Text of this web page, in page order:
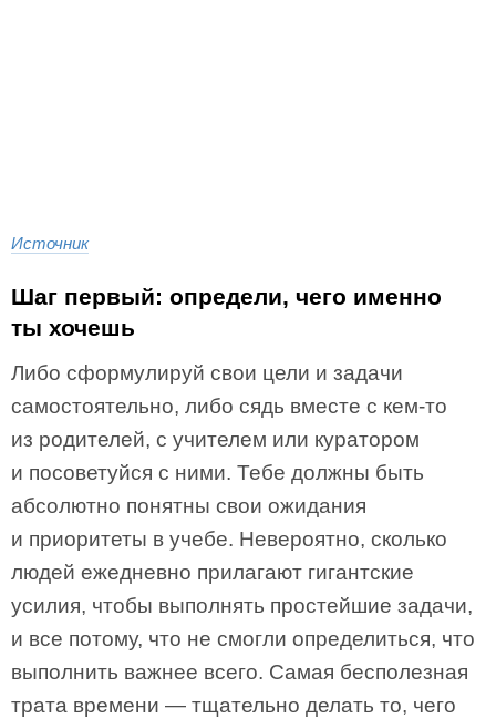
Источник
Шаг первый: определи, чего именно
ты хочешь
Либо сформулируй свои цели и задачи
самостоятельно, либо сядь вместе с кем-то
из родителей, с учителем или куратором
и посоветуйся с ними. Тебе должны быть
абсолютно понятны свои ожидания
и приоритеты в учебе. Невероятно, сколько
людей ежедневно прилагают гигантские
усилия, чтобы выполнять простейшие задачи,
и все потому, что не смогли определиться, что
выполнить важнее всего. Самая бесполезная
трата времени — тщательно делать то, чего